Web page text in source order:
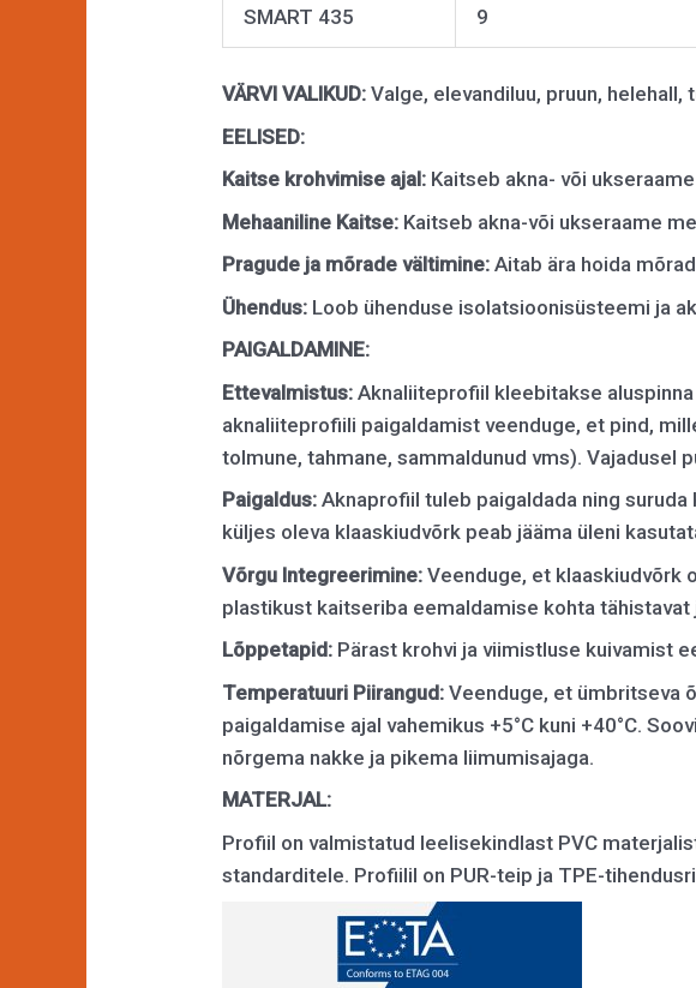
SMART 435 9
VÄRVI VALIKUD:Valge, elevandiluu, pruun, helehall,
EELISED:
Kaitse krohvimise ajal: Kaitseb akna- või
Mehaaniline Kaitse: Kaitseb akna-või ukseraame
Pragude ja mõrade vältimine:Aitab ära hoida
Ühendus: Loob ühenduse isolatsioonisüsteemi ja
PAIGALDAMINE:
Ettevalmistus: Aknaliiteprofiil kleebitakse
aknaliiteprofiili paigaldamist veenduge, et pind,
tolmune, tahmane, sammaldunud vms). Vajadusel
Paigaldus:Aknaprofiil tuleb paigaldada ning
küljes oleva klaaskiudvõrk peab jääma üleni
Võrgu Integreerimine:Veenduge, et klaaskiudvõrk
plastikust kaitseriba eemaldamise kohta tähistavat
Lõppetapid: Pärast krohvi ja viimistluse kuivamist
Temperatuuri Piirangud:Veenduge, et ümbritseva
paigaldamise ajal vahemikus +5°C kuni +40°C.
nõrgema nakke ja pikema liimumisajaga.
MATERJAL:
Profiil on valmistatud leelisekindlast PVC
standarditele. Profiilil on PUR-teip ja TPE-